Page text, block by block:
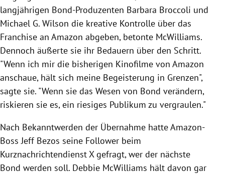
langjährigen Bond-Produzenten Barbara Broccoli und
Michael G. Wilson die kreative Kontrolle über das
Franchise an Amazon abgeben, betonte McWilliams.
Dennoch äußerte sie ihr Bedauern über den Schritt.
"Wenn ich mir die bisherigen Kinofilme von Amazon
anschaue, hält sich meine Begeisterung in Grenzen",
sagte sie. "Wenn sie das Wesen von Bond verändern,
riskieren sie es, ein riesiges Publikum zu vergraulen."
Nach Bekanntwerden der Übernahme hatte Amazon-
Boss Jeff Bezos seine Follower beim
Kurznachrichtendienst X gefragt, wer der nächste
Bond werden soll. Debbie McWilliams hält davon gar